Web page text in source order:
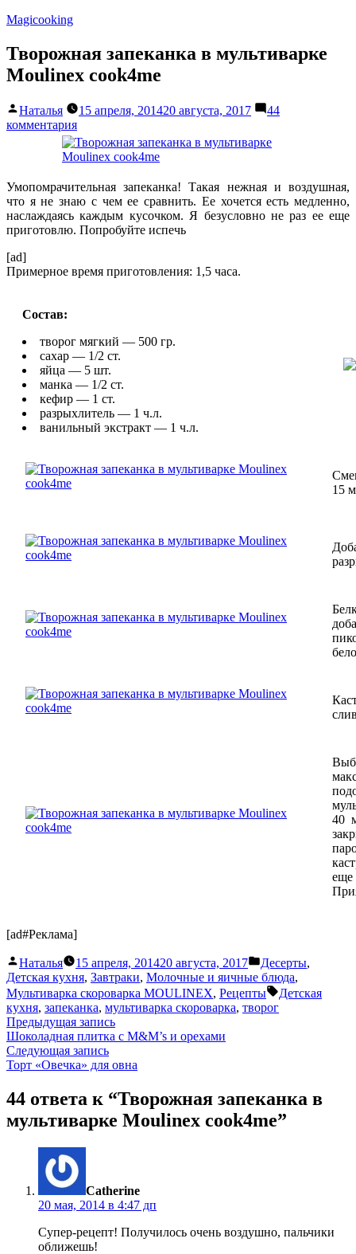
Перейти
содержимому
Magicooking
Творожная запеканка в мультиварке
Moulinex cook4me
Написано
автором
Наталья 15 апреля, 201420 августа, 2017
44
комментарияк
записи
Творожная
запеканка
мультиварке
Moulinex
cook4me
Умопомрачительная запеканка! Такая нежная и воздушная,
что я не знаю с чем ее сравнить. Ее хочется есть медленно,
наслаждаясь каждым кусочком. Я безусловно не раз ее еще
приготовлю. Попробуйте испечь
[ad]
Примерное время приготовления: 1,5 часа.
Состав:
творог мягкий — 500 гр.
сахар — 1/2 ст.
яйца — 5 шт.
манка — 1/2 ст.
кефир — 1 ст.
разрыхлитель — 1 ч.л.
ванильный экстракт — 1 ч.л.
15
40
еще
[ad#Реклама]
Написано
автором
Наталья 15 апреля, 201420 августа, 2017
Написано
в
Десерты,
Детская кухня, Завтраки, Молочные и яичные блюда,
Мультиварка скороварка MOULINEX, Рецепты Метки:
Детская
кухня, запеканка, мультиварка скороварка, творог
Навигация
по
записям
Предыдущая записьПредыдущая
запись:
Шоколадная плитка с M&M’s и орехами
Следующая записьСледующая
запись:
Торт «Овечка» для овна
44 ответа к “Творожная запеканка в
мультиварке Moulinex cook4me”
Catherine
20 мая, 2014 в 4:47 дп
Супер-рецепт! Получилось очень воздушно, пальчики
оближешь!